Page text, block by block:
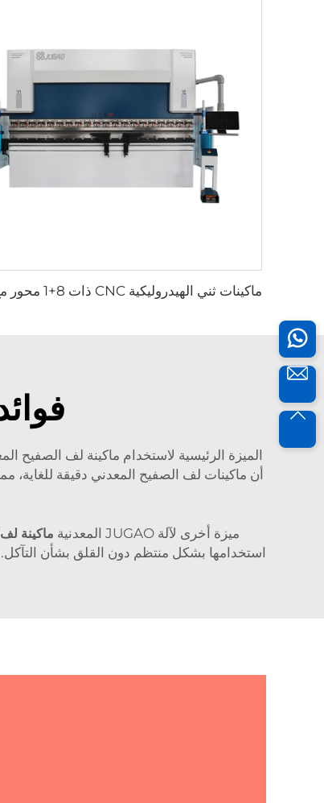
الميزة الرئيسية لاستخدام ماكينة لف الصفيح
أن ماكينات لف الصفيح المعدني دقيقة للغاية،
ميزة أخرى لآلة JUGAO المعدنية ماكينة لف
استخدامها بشكل منتظم دون القلق بشأن